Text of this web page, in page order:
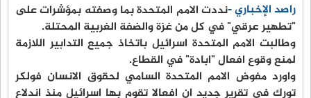
راصد الإخباري -نددت الامم المتحدة بما وصفته بمؤشرات على
"تطهير عرقي" في كل من غزة والضفة الغربية المحتلة.
وطالبت الامم المتحدة اسرائيل باتخاذ جميع التدابير اللازمة
لمنع وقوع افعال "ابادة" في القطاع.
واورد مفوض الامم المتحدة السامي لحقوق الانسان فولكر
تورك في تقرير جديد ان افعالا تقوم بها اسرائيل منذ اندلاع